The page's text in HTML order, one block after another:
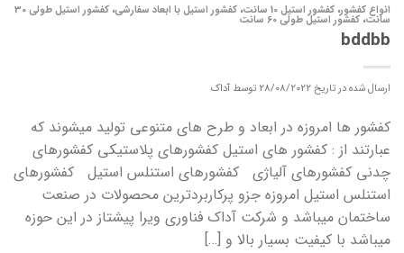
انواع کفشور، کفشور استیل 10 سانت ، کفشور استیل با ابعاد سفارشی، کفشور استیل طولی 30
سانت، کفشور استیل طولی 60 سانت
bddbb
ارسال شده در تاریخ28/08/2022 توسط آداک
کفشور ها امروزه در ابعاد و طرح های متنوعی تولید میشوند که
عبارتند از : کفشور های استیل کفشورهای پلاستیکی کفشورهای
چدنی کفشورهای آلیاژی کفشورهای استنلس استیل کفشورهای
استنلس استیل امروزه جزو پرکاربردترین محصولات در صنعت
ساختمان میباشد و شرکت آداک فناوری ویرا پیشتاز در این حوزه
میباشد با کیفیت بسیار بالا و […]